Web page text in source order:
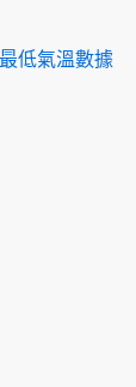
低氣溫數據